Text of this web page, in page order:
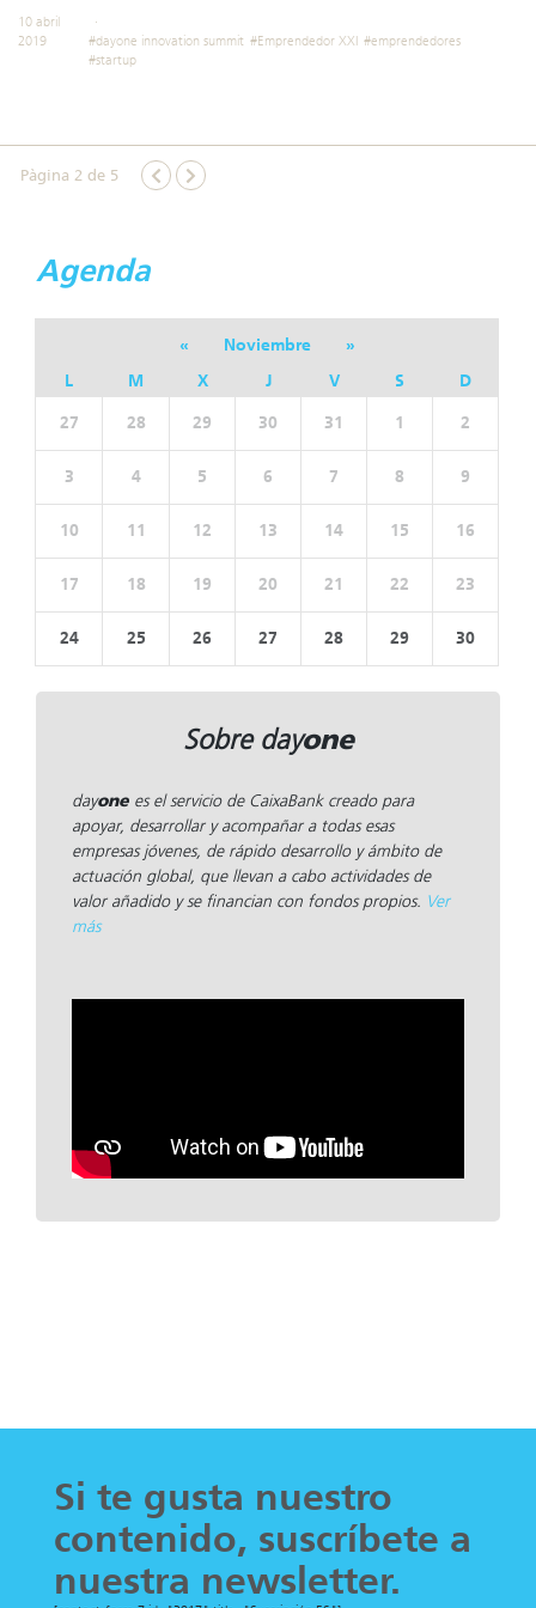
10 abril
2019
#dayone innovation summit #Emprendedor XXI
#emprendedores
#startup
Pàgina 2 de 5
Agenda
« Noviembre
»
L
M X J V S D
27 28 29 30 31 1 2
3 4 5 6 7 8 9
10 11 12 13 14 15 16
17 18 19 20 21 22 23
24 25 26 27 28 29 30
Sobre dayone
dayone es el servicio de CaixaBank creado para
apoyar, desarrollar y acompañar a todas esas
empresas jóvenes, de rápido desarrollo y ámbito de
actuación global, que llevan a cabo actividades de
valor añadido y se financian con fondos propios. Ver
más
Si te gusta nuestro
contenido, suscríbete a
nuestra newsletter.